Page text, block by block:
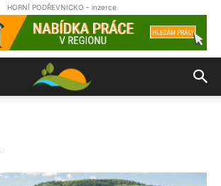
HORNÍ PODŘEVNICKO - inzerce